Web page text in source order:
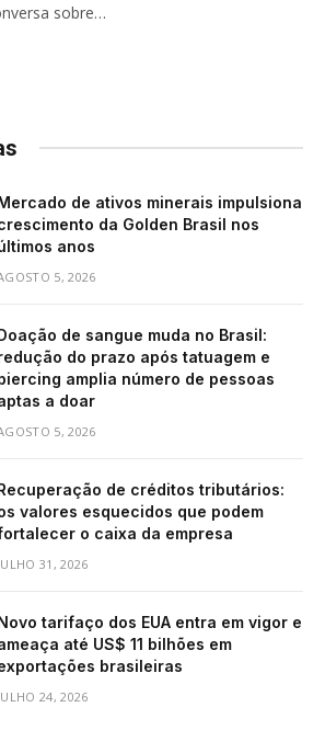
sobre…
de ativos minerais impulsiona
da Golden Brasil nos
anos
5, 2026
de sangue muda no Brasil:
do prazo após tatuagem e
amplia número de pessoas
a doar
5, 2026
de créditos tributários:
valores esquecidos que podem
o caixa da empresa
31, 2026
tarifaço dos EUA entra em vigor e
até US$ 11 bilhões em
brasileiras
24, 2026